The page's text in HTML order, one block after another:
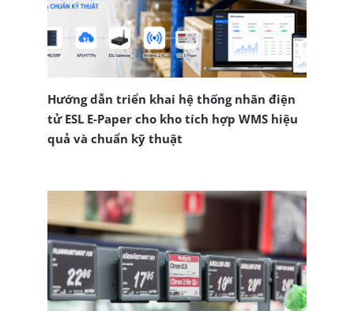
Hướng dẫn triển khai hệ thống nhãn điện
tử ESL E-Paper cho kho tích hợp WMS hiệu
quả và chuẩn kỹ thuật